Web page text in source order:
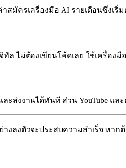
มัครเครื่องมือ AI รายเดือนซึ่งเริ่
ไม่ต้องเขียนโค้ดเลย ใช้เครื่องมือ
ะส่งงานได้ทันที ส่วน YouTube แ
ลงตัวจะประสบความสำเร็จ หาก